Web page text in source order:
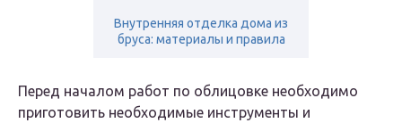
Внутренняя отделка дома из
бруса: материалы и правила
Перед началом работ по облицовке необходимо
приготовить необходимые инструменты и